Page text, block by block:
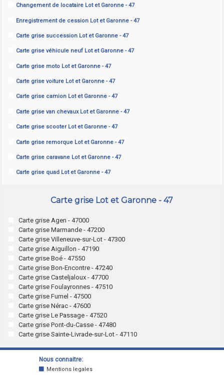
Changement de locataire Lot et Garonne - 47
Enregistrement de cession Lot et Garonne - 47
Carte grise succession Lot et Garonne - 47
Carte grise véhicule neuf Lot et Garonne - 47
Carte grise moto Lot et Garonne - 47
Carte grise voiture Lot et Garonne - 47
Carte grise camion Lot et Garonne - 47
Carte grise van chevaux Lot et Garonne - 47
Carte grise scooter Lot et Garonne - 47
Carte grise remorque Lot et Garonne - 47
Carte grise caravane Lot et Garonne - 47
Carte grise quad Lot et Garonne - 47
Carte grise Lot et Garonne - 47
Carte grise Agen - 47000
Carte grise Marmande - 47200
Carte grise Villeneuve-sur-Lot - 47300
Carte grise Aiguillon - 47190
Carte grise Boé - 47550
Carte grise Bon-Encontre - 47240
Carte grise Casteljaloux - 47700
Carte grise Foulayronnes - 47510
Carte grise Fumel - 47500
Carte grise Nérac - 47600
Carte grise Le Passage - 47520
Carte grise Pont-du-Casse - 47480
Carte grise Sainte-Livrade-sur-Lot - 47110
Nous connaitre:
Mentions legales